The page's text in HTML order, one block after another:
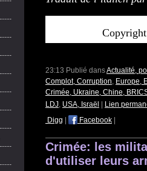
23:13 Publié dansActualité,
Complot, Corruption, Europe,
Crimée, Ukraine, Chine,
LDJ, USA, Israël
Lien
Digg
Facebook
Crimée: les
d'utiliser leurs